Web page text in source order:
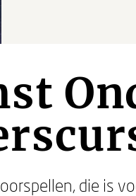
die is